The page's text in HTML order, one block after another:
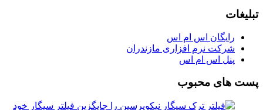
تبلیغات
رایگان اس ام اس
شرکت نرم افزاری مازندران
پنل اس ام اس
پست های محبوب